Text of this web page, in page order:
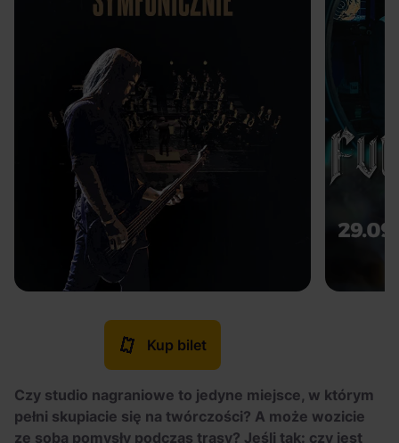
Kup bilet
Czy studio nagraniowe to jedyne miejsce, w którym
pełni skupiacie się na twórczości? A może wozicie
ze sobą pomysły podczas trasy? Jeśli tak: czy jest